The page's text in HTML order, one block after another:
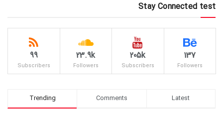
Stay Connected test
137
Followers
205k
Subscribers
23.9k
Followers
99
Subscribers
Trending Comments Latest